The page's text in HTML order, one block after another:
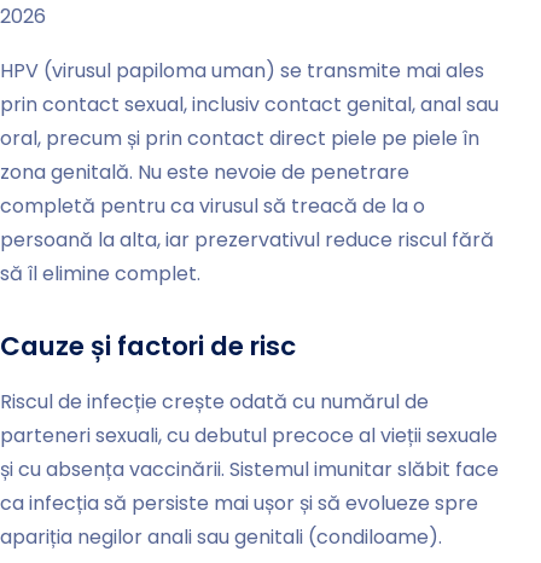
2026
HPV (virusul papiloma uman) se transmite mai ales
prin contact sexual, inclusiv contact genital, anal sau
oral, precum și prin contact direct piele pe piele în
zona genitală. Nu este nevoie de penetrare
completă pentru ca virusul să treacă de la o
persoană la alta, iar prezervativul reduce riscul fără
să îl elimine complet.
Cauze și factori de risc
Riscul de infecție crește odată cu numărul de
parteneri sexuali, cu debutul precoce al vieții sexuale
și cu absența vaccinării. Sistemul imunitar slăbit face
ca infecția să persiste mai ușor și să evolueze spre
apariția negilor anali sau genitali (condiloame).